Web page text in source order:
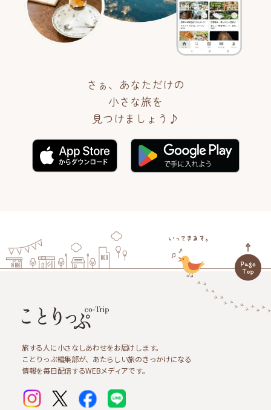
さぁ、あなただけの
小さな旅を
見つけましょう♪
旅する人に小さなしあわせをお届けします。
ことりっぷ編集部が、あたらしい旅のきっかけになる
情報を毎日配信するWEBメディアです。